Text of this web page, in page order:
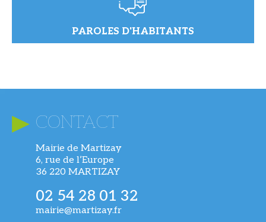
PAROLES D'HABITANTS
CONTACT
Mairie de Martizay
6, rue de l’Europe
36 220 MARTIZAY
02 54 28 01 32
mairie@martizay.fr